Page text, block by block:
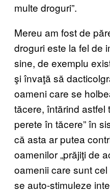
multe droguri”.
Mereu am fost de
droguri este la fel de
sine, de exemplu
şi învaţă să
oameni care se
tăcere, întărind astfel
perete în tăcere” în
că asta ar putea
oamenilor „prăjiţi de
oamenii care sunt
se auto-stimuleze